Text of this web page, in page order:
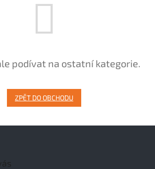
podívat na ostatní kategorie.
ZPĚT DO OBCHODU